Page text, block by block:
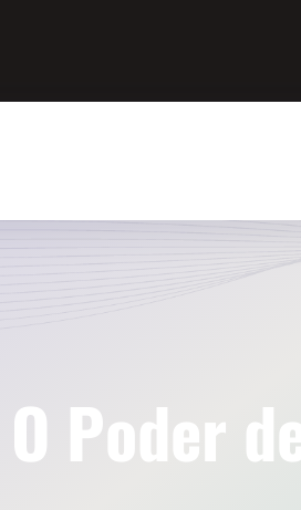
O Poder